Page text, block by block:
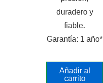
duradero y
fiable.
Garantía: 1 año*
Añadir al
carrito